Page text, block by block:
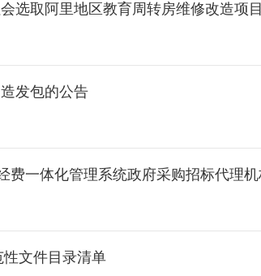
选取阿里地区教育周转房维修改造项
发包的公告
费一体化管理系统政府采购招标代理
文件目录清单